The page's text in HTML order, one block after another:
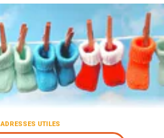
ADRESSES UTILES